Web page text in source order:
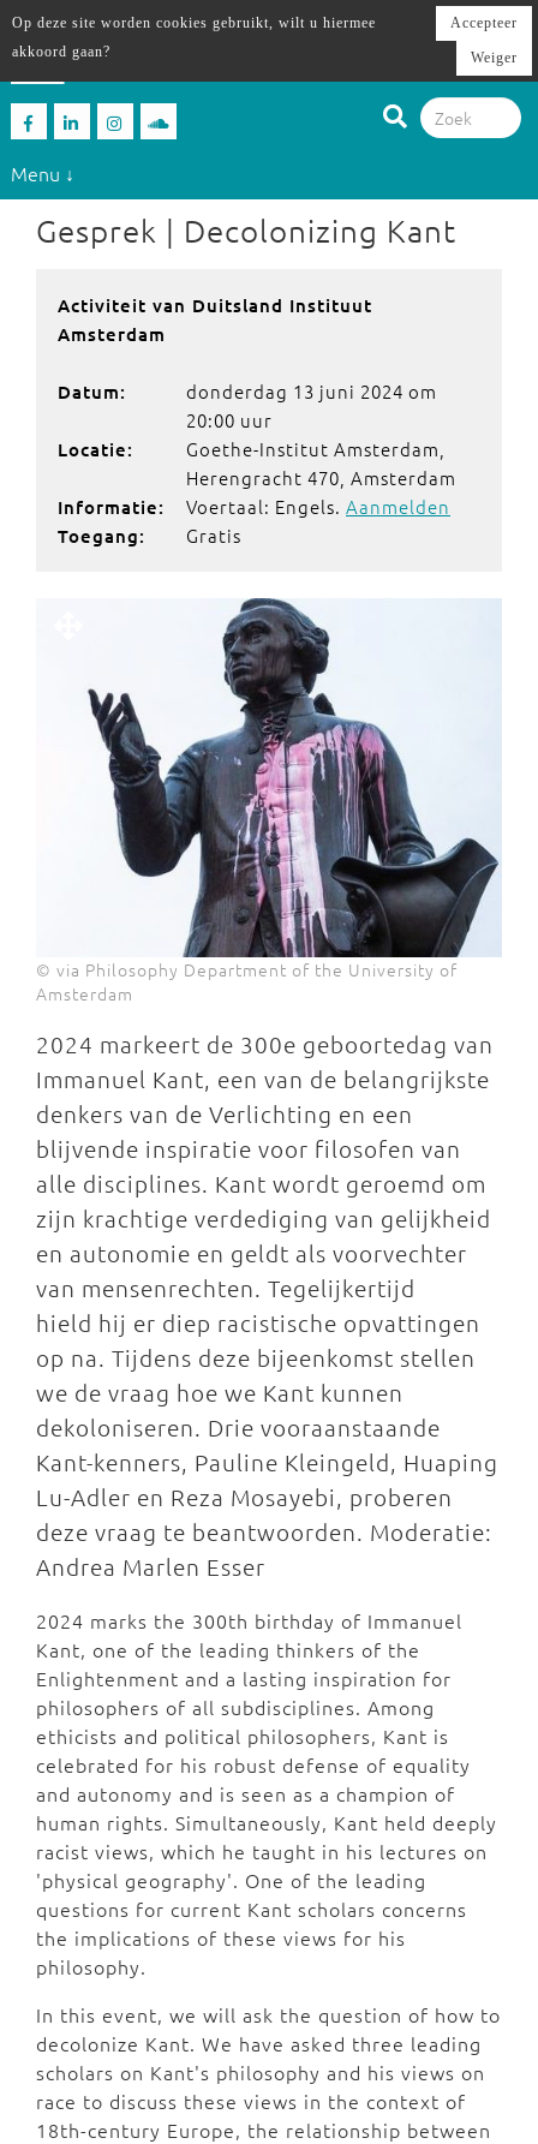
Menu ↓
Gesprek | Decolonizing Kant
Activiteit van Duitsland Instituut
Amsterdam
Datum:
donderdag 13 juni 2024 om
20:00 uur
Locatie:
Goethe-Institut Amsterdam,
Herengracht 470, Amsterdam
Informatie: Voertaal: Engels. Aanmelden
Toegang: Gratis
© via Philosophy Department of the University of
Amsterdam
2024 markeert de 300e geboortedag van
Immanuel Kant, een van de belangrijkste
denkers van de Verlichting en een
blijvende inspiratie voor filosofen van
alle disciplines. Kant wordt geroemd om
zijn krachtige verdediging van gelijkheid
en autonomie en geldt als voorvechter
van mensenrechten. Tegelijkertijd
hield hij er diep racistische opvattingen
op na. Tijdens deze bijeenkomst stellen
we de vraag hoe we Kant kunnen
dekoloniseren. Drie vooraanstaande
Kant-kenners, Pauline Kleingeld, Huaping
Lu-Adler en Reza Mosayebi, proberen
deze vraag te beantwoorden. Moderatie:
Andrea Marlen Esser
2024 marks the 300th birthday of Immanuel
Kant, one of the leading thinkers of the
Enlightenment and a lasting inspiration for
philosophers of all subdisciplines. Among
ethicists and political philosophers, Kant is
celebrated for his robust defense of equality
and autonomy and is seen as a champion of
human rights. Simultaneously, Kant held deeply
racist views, which he taught in his lectures on
'physical geography'. One of the leading
questions for current Kant scholars concerns
the implications of these views for his
philosophy.
In this event, we will ask the question of how to
decolonize Kant. We have asked three leading
scholars on Kant's philosophy and his views on
race to discuss these views in the context of
18th-century Europe, the relationship between
Op deze site worden cookies gebruikt, wilt u hiermee
akkoord gaan?
Accepteer
Weiger